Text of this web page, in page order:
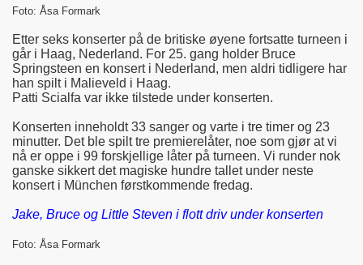
Foto: Åsa Formark
Etter seks konserter på de britiske øyene fortsatte turneen i
går i Haag, Nederland. For 25. gang holder Bruce
Springsteen en konsert i Nederland, men aldri tidligere har
han spilt i Malieveld i Haag.
Patti Scialfa var ikke tilstede under konserten.
Konserten inneholdt 33 sanger og varte i tre timer og 23
minutter. Det ble spilt tre premierelåter, noe som gjør at vi
nå er oppe i 99 forskjellige låter på turneen. Vi runder nok
ganske sikkert det magiske hundre tallet under neste
konsert i München førstkommende fredag.
Jake, Bruce og Little Steven i flott driv under konserten
Foto: Åsa Formark